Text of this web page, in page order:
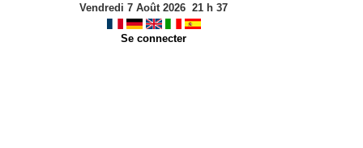
Vendredi 7 Août 2026 21 h 37
Se connecter